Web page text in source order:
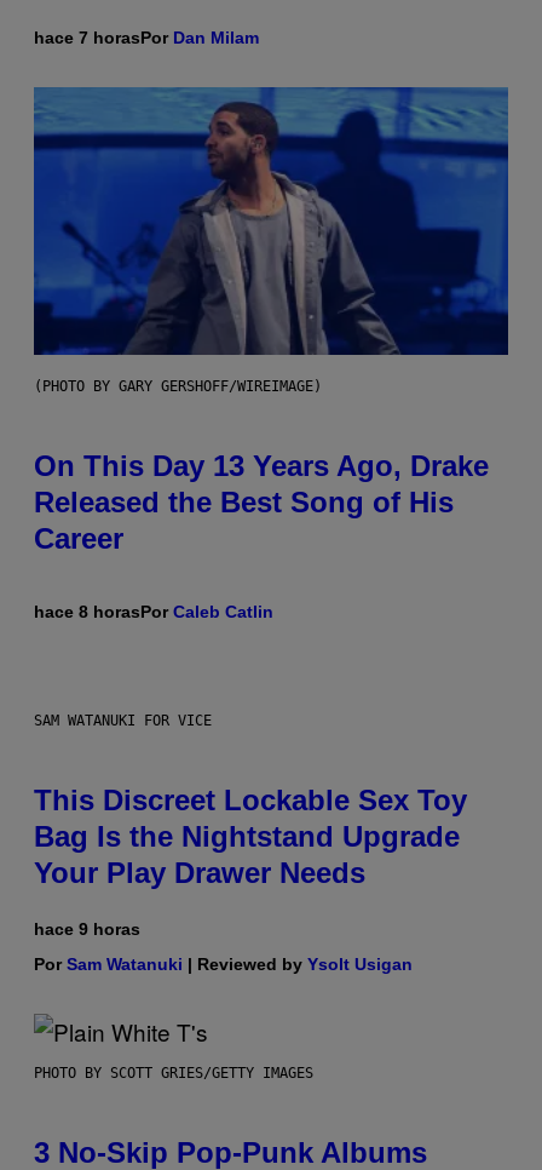
hace 7 horasPor Dan Milam
(PHOTO BY GARY GERSHOFF/WIREIMAGE)
On This Day 13 Years Ago, Drake
Released the Best Song of His
Career
hace 8 horasPorCaleb Catlin
SAM WATANUKI FOR VICE
This Discreet Lockable Sex Toy
Bag Is the Nightstand Upgrade
Your Play Drawer Needs
hace 9 horas
PorSam Watanuki | Reviewed by Ysolt Usigan
PHOTO BY SCOTT GRIES/GETTY IMAGES
3 No-Skip Pop-Punk Albums